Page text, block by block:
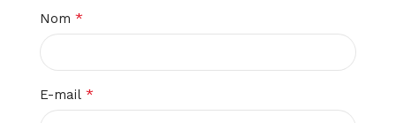
Nom *
E-mail *